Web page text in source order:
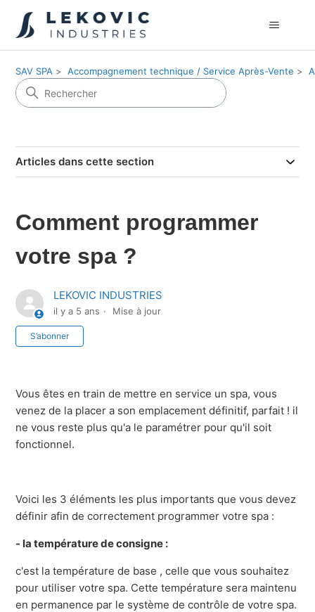
SAV SPA Accompagnement technique / Service Après-Vente
Articles dans cette section
Comment programmer
votre spa ?
LEKOVIC INDUSTRIES
il y a 5 ans Mise à jour
S’abonner
Vous êtes en train de mettre en service un spa, vous
venez de la placer a son emplacement définitif, parfait ! il
ne vous reste plus qu'a le paramétrer pour qu'il soit
fonctionnel.
Voici les 3 éléments les plus importants que vous devez
définir afin de correctement programmer votre spa :
- la température de consigne :
c'est la température de base , celle que vous souhaitez
pour utiliser votre spa. Cette température sera maintenu
en permanence par le système de contrôle de votre spa.